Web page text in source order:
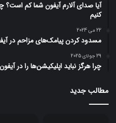
آیا صدای آلارم آیفون شما کم است؟
کنیم
22 می 2024
مسدود کردن پیامک‌های مزاحم در
29 جولای 2025
چرا هرگز نباید اپلیکیشن‌ها را در
مطالب جدید